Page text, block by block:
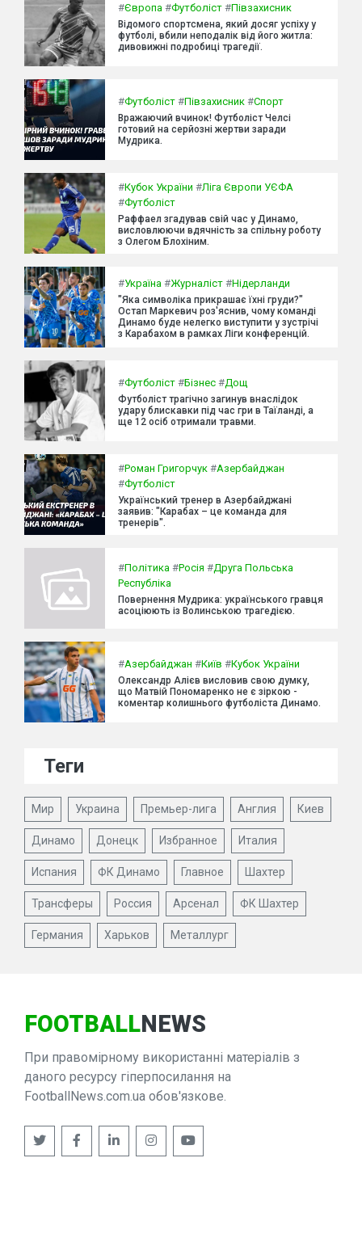
#Європа #Футболіст #Півзахисник
Відомого спортсмена, який досяг успіху у
футболі, вбили неподалік від його житла:
дивовижні подробиці трагедії.
#Футболіст #Півзахисник #Спорт
Вражаючий вчинок! Футболіст Челсі
готовий на серйозні жертви заради
Мудрика.
#Кубок України #Ліга Європи УЄФА
#Футболіст
Раффаел згадував свій час у Динамо,
висловлюючи вдячність за спільну роботу
з Олегом Блохіним.
#Україна #Журналіст #Нідерланди
"Яка символіка прикрашає їхні груди?"
Остап Маркевич роз'яснив, чому команді
Динамо буде нелегко виступити у зустрічі
з Карабахом в рамках Ліги конференцій.
#Футболіст #Бізнес #Дощ
Футболіст трагічно загинув внаслідок
удару блискавки під час гри в Таїланді, а
ще 12 осіб отримали травми.
#Роман Григорчук #Азербайджан
#Футболіст
Український тренер в Азербайджані
заявив: "Карабах – це команда для
тренерів".
#Політика #Росія #Друга Польська
Республіка
Повернення Мудрика: українського гравця
асоціюють із Волинською трагедією.
#Азербайджан #Київ #Кубок України
Олександр Алієв висловив свою думку,
що Матвій Пономаренко не є зіркою -
коментар колишнього футболіста Динамо.
Теги
Мир Украина Премьер-лига Англия Киев
Динамо Донецк Избранное Италия
Испания ФК Динамо Главное Шахтер
Трансферы Россия Арсенал ФК Шахтер
Германия Харьков Металлург
FOOTBALLNEWS
При правомірному використанні матеріалів з
даного ресурсу гіперпосилання на
FootballNews.com.ua обов'язкове.